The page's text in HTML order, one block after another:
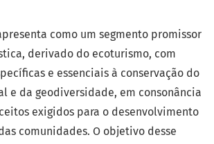
como um segmento promissor
derivado do ecoturismo, com
e essenciais à conservação do
e da geodiversidade, em consonância
exigidos para o desenvolvimento
comunidades. O objetivo desse